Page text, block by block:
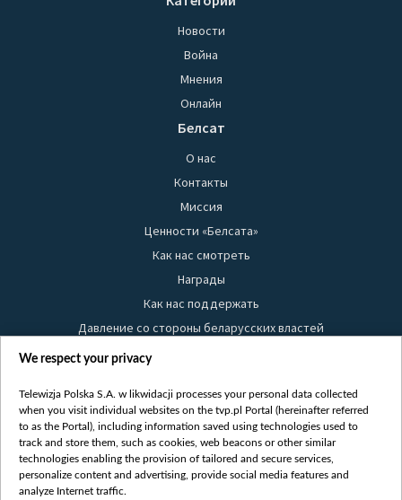
Новости
Война
Мнения
Онлайн
Белсат
О нас
Контакты
Миссия
Ценности «Белсата»
Как нас смотреть
Награды
Как нас поддержать
Давление со стороны беларусских властей
Правила использования материалов
Безопасность
Youtube
Белсат news
Белсат Life
We respect your privacy
Telewizja Polska S.A. w likwidacji processes your personal data collected
when you visit individual websites on the tvp.pl Portal (hereinafter referred
to as the Portal), including information saved using technologies used to
track and store them, such as cookies, web beacons or other similar
technologies enabling the provision of tailored and secure services,
personalize content and advertising, provide social media features and
analyze Internet traffic.